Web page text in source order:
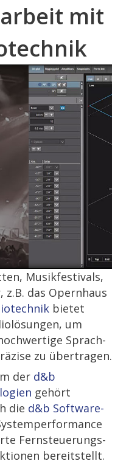
mit
Musikfestivals,
das Opernhaus
bietet
um
Sprach-
zu übertragen.
der d&b
gehört
die d&b Software-
Fernsteuerungs-
bereitstellt.